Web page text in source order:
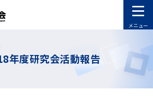
メニュー
年度研究会活動報告